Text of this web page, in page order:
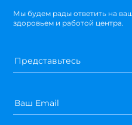
Мы будем рады ответить на
здоровьем и работой центра.